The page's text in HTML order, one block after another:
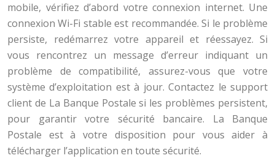
mobile, vérifiez d’abord votre connexion internet. Une
connexion Wi-Fi stable est recommandée. Si le problème
persiste, redémarrez votre appareil et réessayez. Si
vous rencontrez un message d’erreur indiquant un
problème de compatibilité, assurez-vous que votre
système d’exploitation est à jour. Contactez le support
client de La Banque Postale si les problèmes persistent,
pour garantir votre sécurité bancaire. La Banque
Postale est à votre disposition pour vous aider à
télécharger l’application en toute sécurité.